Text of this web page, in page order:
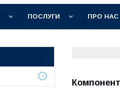
ПОСЛУГИ ПРО НАС